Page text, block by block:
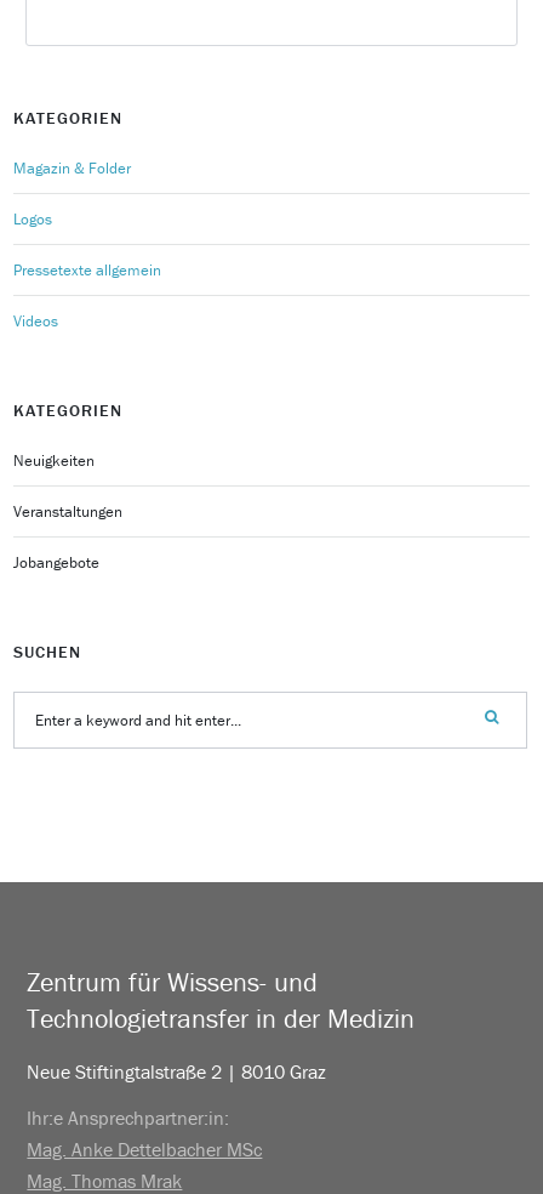
KATEGORIEN
Magazin & Folder
Logos
Pressetexte allgemein
Videos
KATEGORIEN
Neuigkeiten
Veranstaltungen
Jobangebote
SUCHEN
Zentrum für Wissens- und
Technologietransfer in der Medizin
Neue Stiftingtalstraße 2 | 8010 Graz
Ihr:e Ansprechpartner:in:
Mag. Anke Dettelbacher MSc
Mag. Thomas Mrak